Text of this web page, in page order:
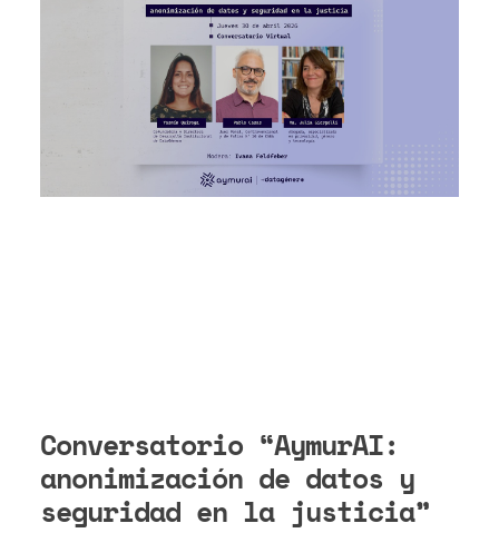
Conversatorio “AymurAI:
anonimización de datos y
seguridad en la justicia”